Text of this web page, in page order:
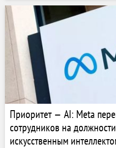
Приоритет — AI: Meta
сотрудников на
искусственным